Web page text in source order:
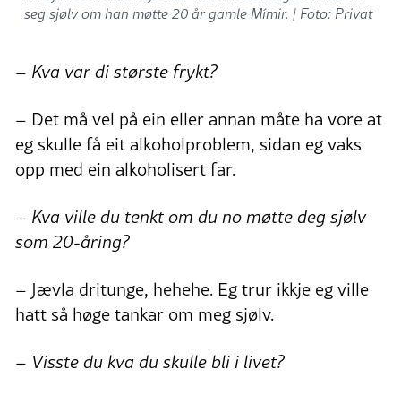
seg sjølv om han møtte 20 år gamle Mímir. | Foto: Privat
– Kva var di største frykt?
– Det må vel på ein eller annan måte ha vore at
eg skulle få eit alkoholproblem, sidan eg vaks
opp med ein alkoholisert far.
– Kva ville du tenkt om du no møtte deg sjølv
som 20-åring?
– Jævla dritunge, hehehe. Eg trur ikkje eg ville
hatt så høge tankar om meg sjølv.
– Visste du kva du skulle bli i livet?